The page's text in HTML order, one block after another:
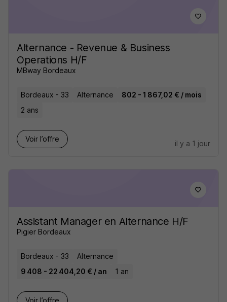
Alternance - Revenue & Business
Operations H/F
MBway Bordeaux
Bordeaux - 33 Alternance
802 - 1 867,02 € / mois
2 ans
Voir l’offre
il y a 1 jour
Assistant Manager en Alternance H/F
Pigier Bordeaux
Bordeaux - 33
Alternance
9 408 - 22 404,20 € / an
1 an
Voir l’offre